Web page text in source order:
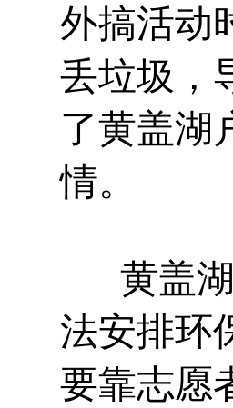
外搞活动
丢垃圾，
了黄盖湖
情。
黄盖湖
法安排环
要靠志愿